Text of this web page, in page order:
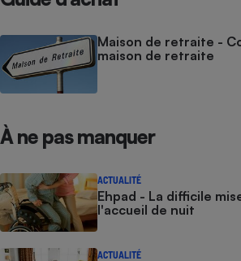
Maison de retraite -
maison de retraite
À ne pas manquer
ACTUALITÉ
Ehpad - La difficile
l'accueil de nuit
ACTUALITÉ